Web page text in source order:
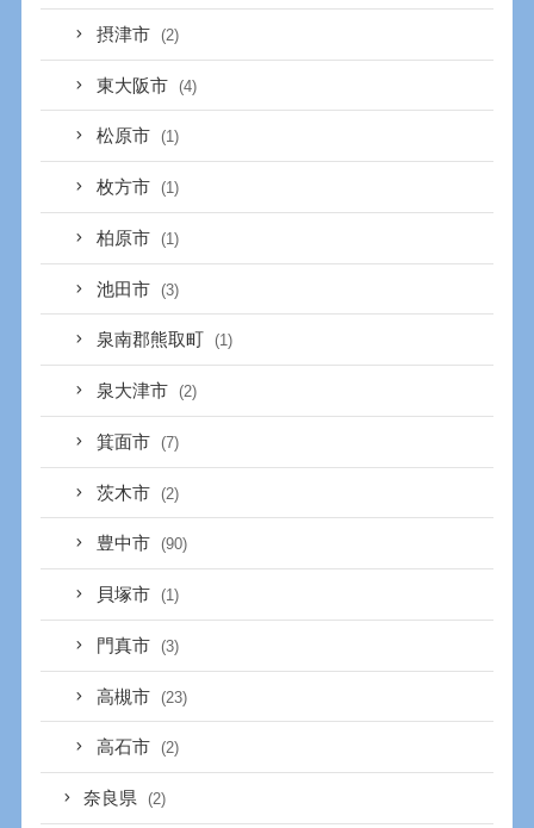
摂津市 (2)
東大阪市 (4)
松原市 (1)
枚方市 (1)
柏原市 (1)
池田市 (3)
泉南郡熊取町 (1)
泉大津市 (2)
箕面市 (7)
茨木市 (2)
豊中市 (90)
貝塚市 (1)
門真市 (3)
高槻市 (23)
高石市 (2)
奈良県 (2)